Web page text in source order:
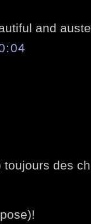
and
toujours des